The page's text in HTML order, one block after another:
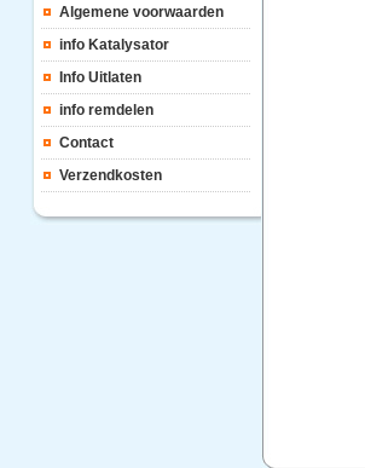
Algemene voorwaarden
info Katalysator
Info Uitlaten
info remdelen
Contact
Verzendkosten